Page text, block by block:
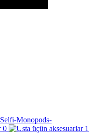
Selfi-Monopods-